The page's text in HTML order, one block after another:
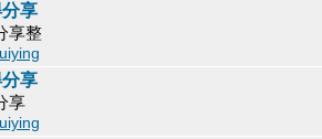
享
享整
享
享